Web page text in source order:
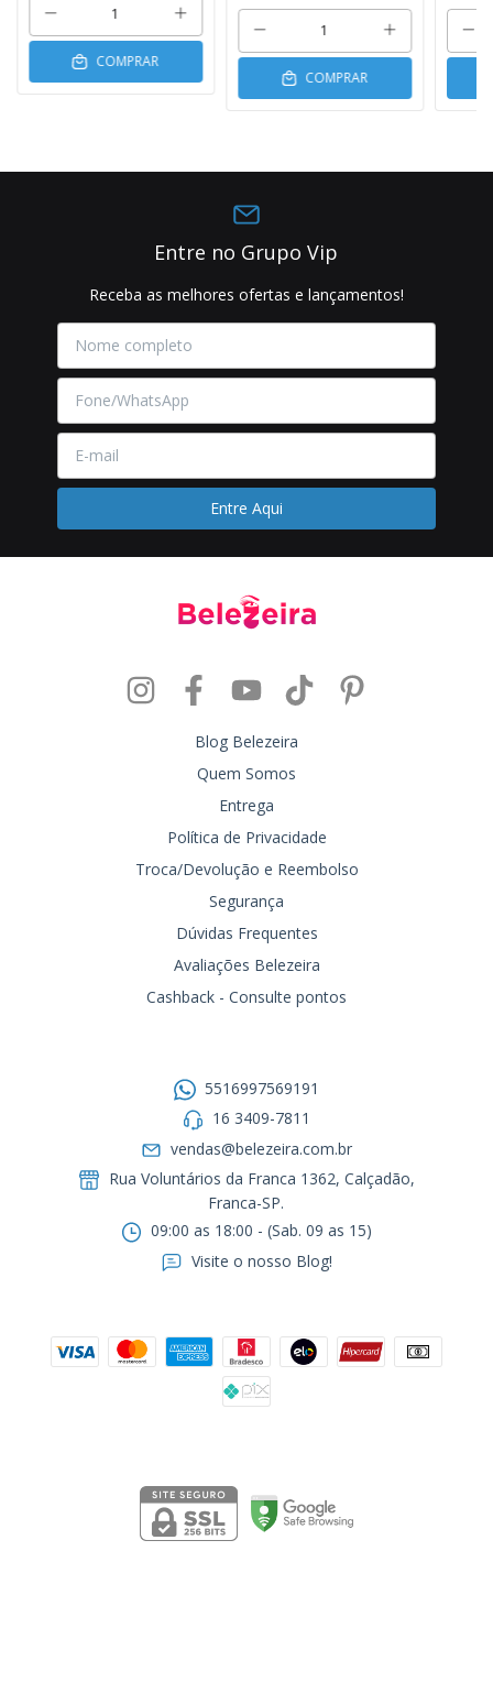
COMPRAR
COMPRAR
Entre no Grupo Vip
Receba as melhores ofertas e lançamentos!
Blog Belezeira
Quem Somos
Entrega
Política de Privacidade
Troca/Devolução e Reembolso
Segurança
Dúvidas Frequentes
Avaliações Belezeira
Cashback - Consulte pontos
5516997569191
16 3409-7811
vendas@belezeira.com.br
Rua Voluntários da Franca 1362, Calçadão,
Franca-SP.ㅤㅤㅤㅤㅤㅤㅤㅤㅤㅤㅤ
09:00 as 18:00 - (Sab. 09 as 15)
Visite o nosso Blog!